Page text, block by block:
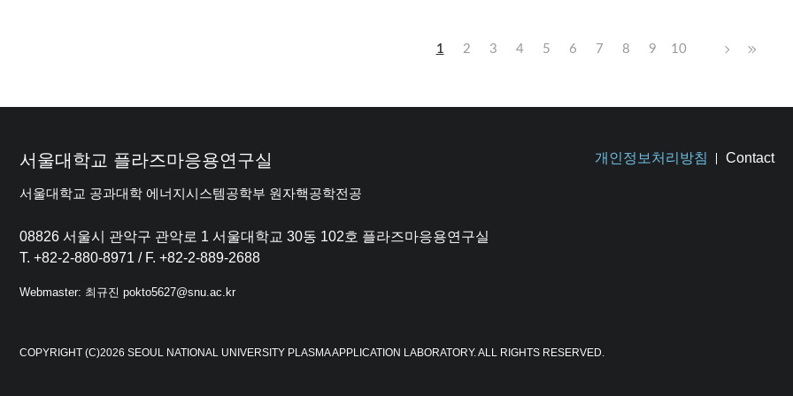
1 2 3 4 5 6 7 8 9 10
서울대학교 플라즈마응용연구실
서울대학교 공과대학 에너지시스템공학부 원자핵공학전공
개인정보처리방침 Contact
08826 서울시 관악구 관악로 1 서울대학교 30동 102호 플라즈마응용연구실
T. +82-2-880-8971 / F. +82-2-889-2688
Webmaster: 최규진 pokto5627@snu.ac.kr
COPYRIGHT (C)2026 SEOUL NATIONAL UNIVERSITY PLASMA APPLICATION LABORATORY. ALL RIGHTS RESERVED.